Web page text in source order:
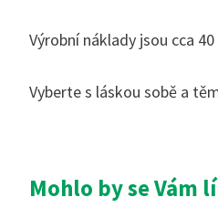
Výrobní náklady jsou cca 40
Vyberte s láskou sobě a
Mohlo by se